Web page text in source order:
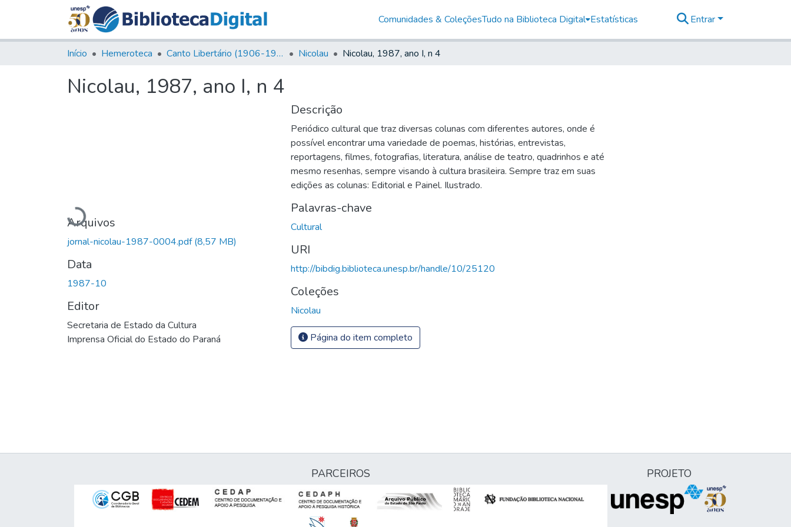
Comunidades & ColeçõesTudo na Biblioteca Digital Estatísticas Entrar
Início Hemeroteca Canto Libertário (1906-1995) Nicolau Nicolau, 1987, ano I, n 4
Nicolau, 1987, ano I, n 4
Carregando...
Arquivos
jornal-nicolau-1987-0004.pdf(8,57 MB)
Data
1987-10
Editor
Secretaria de Estado da Cultura
Imprensa Oficial do Estado do Paraná
Descrição
Periódico cultural que traz diversas colunas com diferentes autores, onde é
possível encontrar uma variedade de poemas, histórias, entrevistas,
reportagens, filmes, fotografias, literatura, análise de teatro, quadrinhos e até
mesmo resenhas, sempre visando à cultura brasileira. Sempre traz em suas
edições as colunas: Editorial e Painel. Ilustrado.
Palavras-chave
Cultural
URI
http://bibdig.biblioteca.unesp.br/handle/10/25120
Coleções
Nicolau
Página do item completo
PARCEIROS PROJETO